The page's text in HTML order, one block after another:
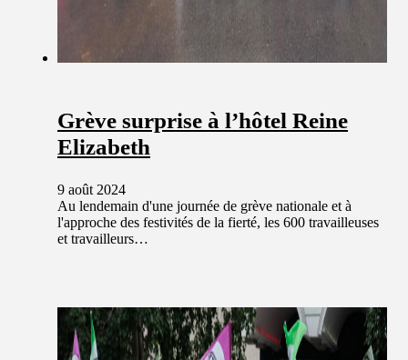
Grève surprise à l’hôtel Reine
Elizabeth
9 août 2024
Au lendemain d'une journée de grève nationale et à
l'approche des festivités de la fierté, les 600 travailleuses
et travailleurs…